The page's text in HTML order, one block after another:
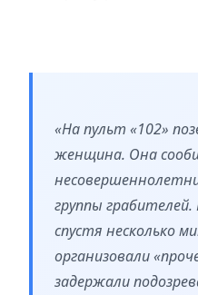
«На пульт «102»
женщина. Она
группы
спустя несколько
организовали
задержали